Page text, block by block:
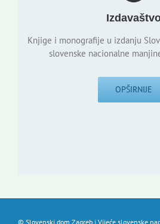
Knjige i monografije u izdanju
slovenske nacionalne
OPŠIRNIJE
© Slovenski dom Zagreb i Vijeće slovenske